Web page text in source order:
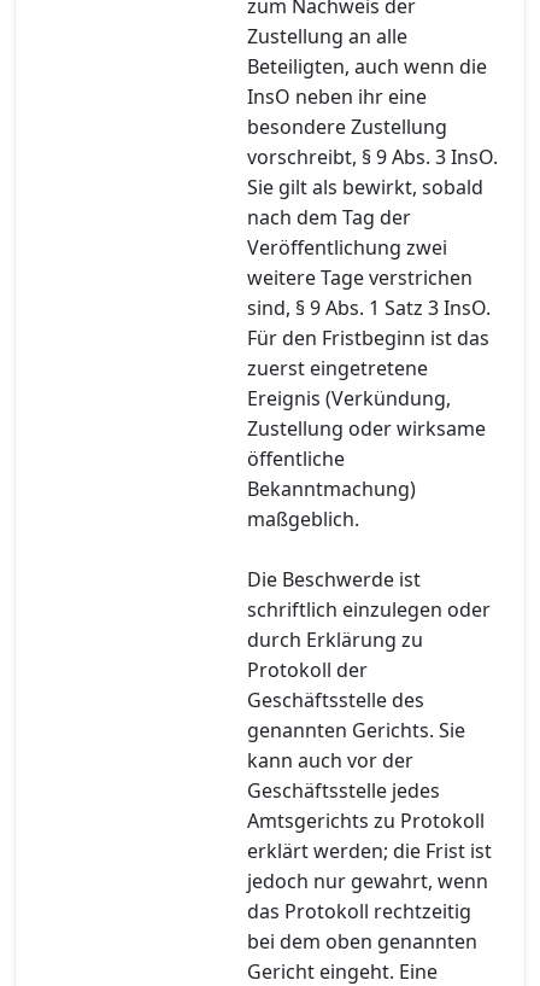
zum Nachweis der
Zustellung an alle
Beteiligten, auch wenn die
InsO neben ihr eine
besondere Zustellung
vorschreibt, § 9 Abs. 3 InsO.
Sie gilt als bewirkt, sobald
nach dem Tag der
Veröffentlichung zwei
weitere Tage verstrichen
sind, § 9 Abs. 1 Satz 3 InsO.
Für den Fristbeginn ist das
zuerst eingetretene
Ereignis (Verkündung,
Zustellung oder wirksame
öffentliche
Bekanntmachung)
maßgeblich.
Die Beschwerde ist
schriftlich einzulegen oder
durch Erklärung zu
Protokoll der
Geschäftsstelle des
genannten Gerichts. Sie
kann auch vor der
Geschäftsstelle jedes
Amtsgerichts zu Protokoll
erklärt werden; die Frist ist
jedoch nur gewahrt, wenn
das Protokoll rechtzeitig
bei dem oben genannten
Gericht eingeht. Eine